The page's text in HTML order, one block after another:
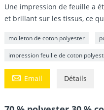
Une impression de feuille a
et brillant sur les tissus, ce
molleton de coton polyester
impression feuille de coton
 Email Détails